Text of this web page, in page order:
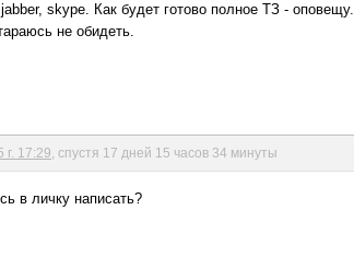
skype. Как будет готово полное ТЗ - оповещу.
не обидеть.
г. 17:29 , спустя 17 дней 15 часов 34 минуты
в личку написать?